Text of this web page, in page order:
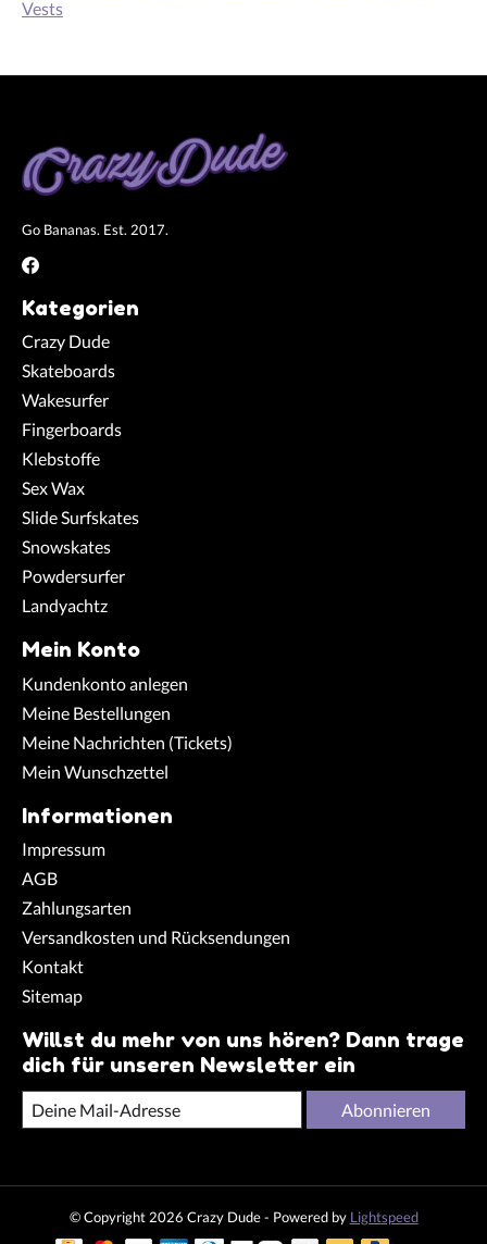
Vests
Go Bananas. Est. 2017.
Kategorien
Crazy Dude
Skateboards
Wakesurfer
Fingerboards
Klebstoffe
Sex Wax
Slide Surfskates
Snowskates
Powdersurfer
Landyachtz
Mein Konto
Kundenkonto anlegen
Meine Bestellungen
Meine Nachrichten (Tickets)
Mein Wunschzettel
Informationen
Impressum
AGB
Zahlungsarten
Versandkosten und Rücksendungen
Kontakt
Sitemap
Willst du mehr von uns hören? Dann trage
dich für unseren Newsletter ein
Abonnieren
© Copyright 2026 Crazy Dude - Powered by Lightspeed